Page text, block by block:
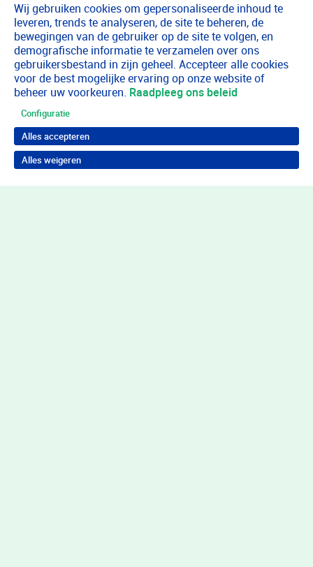
Wij gebruiken cookies om gepersonaliseerde inhoud te
leveren, trends te analyseren, de site te beheren, de
bewegingen van de gebruiker op de site te volgen, en
demografische informatie te verzamelen over ons
gebruikersbestand in zijn geheel. Accepteer alle cookies
voor de best mogelijke ervaring op onze website of
beheer uw voorkeuren. Raadpleeg ons beleid
Configuratie
Alles accepteren
Alles weigeren